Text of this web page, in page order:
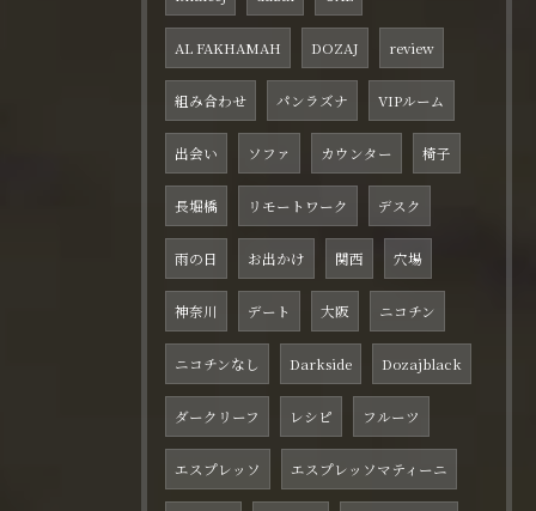
AL FAKHAMAH DOZAJ review
組み合わせ パンラズナ VIPルーム
出会い ソファ カウンター 椅子
長堀橋 リモートワーク デスク
雨の日 お出かけ 関西 穴場
神奈川 デート 大阪 ニコチン
ニコチンなし Darkside Dozajblack
ダークリーフ レシピ フルーツ
エスプレッソ エスプレッソマティーニ